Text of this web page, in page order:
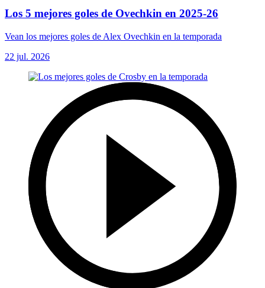
Los 5 mejores goles de Ovechkin en 2025-26
Vean los mejores goles de Alex Ovechkin en la temporada
22 jul. 2026